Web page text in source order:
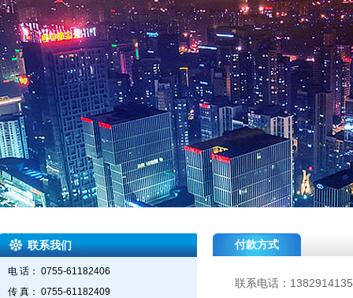
联系我们
电 话： 0755-61182406
传 真： 0755-61182409
付款方式
联系电话：